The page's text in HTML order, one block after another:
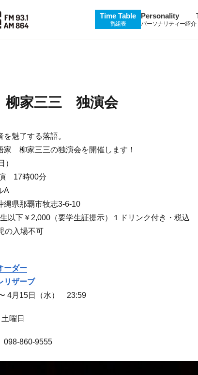
Time Table
番組表
Personality
パーソナリティー紹介
柳家三三 独演会
魅了する落語。
家 柳家三三の独演会を開催します！
17時00分
A
県那覇市牧志3-6-10
以下￥2,000（要学生証提示）１ドリンク付き・税込
の入場不可
ーダー
リザーブ
4月15日（水） 23:59
曜日
860-9555